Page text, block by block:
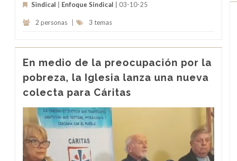
Sindical Enfoque Sindical | 03-10-25
2 personas 3 temas
En medio de la preocupación por la
pobreza, la Iglesia lanza una nueva
colecta para Cáritas